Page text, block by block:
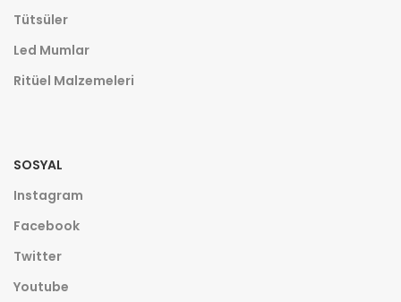
Tütsüler
Led Mumlar
Ritüel Malzemeleri
SOSYAL
Instagram
Facebook
Twitter
Youtube